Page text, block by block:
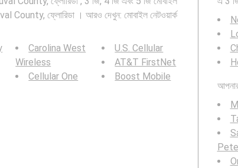
County, ফ্লোরিডা । আরও দেখুন: মোবাইল নেটওয়ার্ক
Carolina West
Wireless
Cellular One
U.S. Cellular
AT&T FirstNet
Boost Mobile